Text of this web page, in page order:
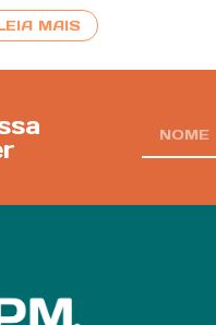
MAIS